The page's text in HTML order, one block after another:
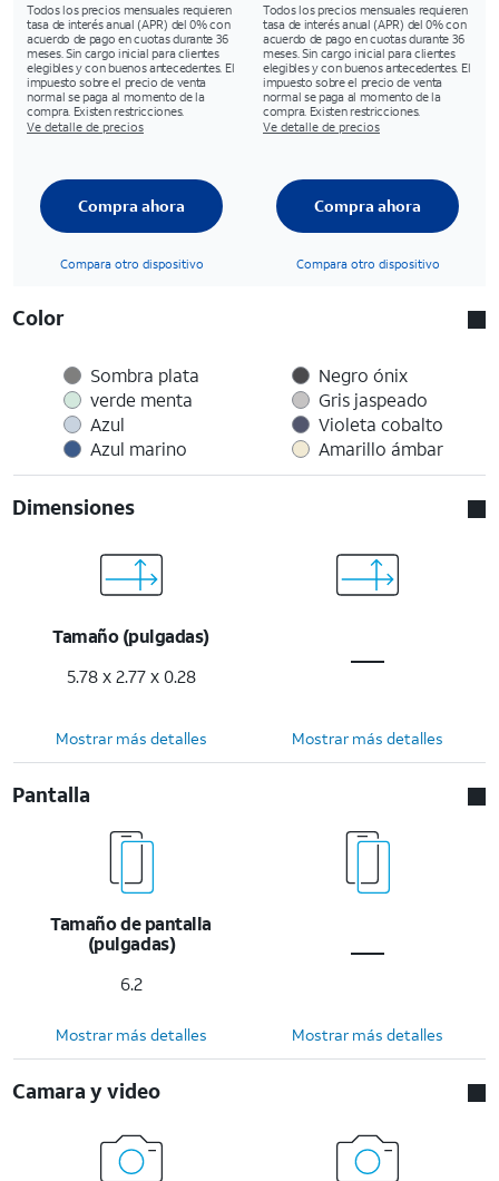
Todos los precios mensuales requieren
tasa de interés anual (APR) del 0% con
acuerdo de pago en cuotas durante 36
meses. Sin cargo inicial para clientes
elegibles y con buenos antecedentes. El
impuesto sobre el precio de venta
normal se paga al momento de la
compra. Existen restricciones.
Ve detalle de precios
Todos los precios mensuales requieren
tasa de interés anual (APR) del 0% con
acuerdo de pago en cuotas durante 36
meses. Sin cargo inicial para clientes
elegibles y con buenos antecedentes. El
impuesto sobre el precio de venta
normal se paga al momento de la
compra. Existen restricciones.
Ve detalle de precios
Compra ahora
Compara otro dispositivo
Compra ahora
Compara otro dispositivo
Color
Sombra plata
verde menta
Azul
Azul marino
Negro ónix
Gris jaspeado
Violeta cobalto
Amarillo ámbar
Dimensiones
Tamaño (pulgadas)
5.78 x 2.77 x 0.28
Mostrar más detalles Mostrar más detalles
Pantalla
Tamaño de pantalla
(pulgadas)
6.2
Mostrar más detalles Mostrar más detalles
Camara y video